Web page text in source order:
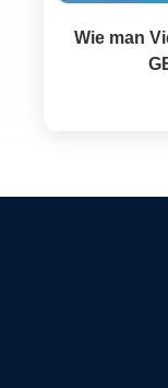
Wie man